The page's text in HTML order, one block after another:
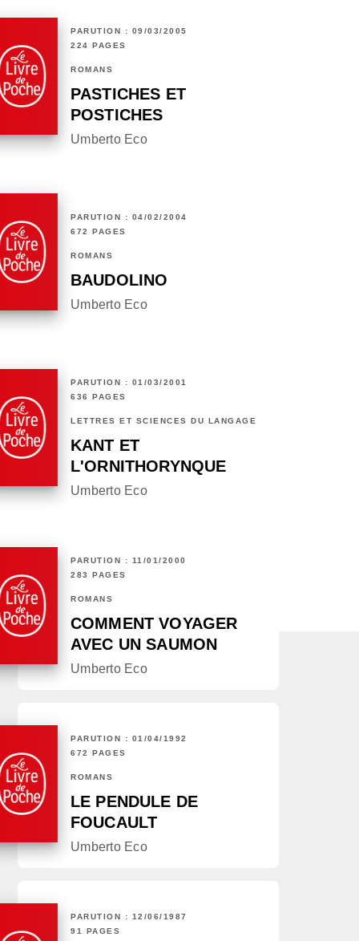
PARUTION : 09/03/2005
224 PAGES
ROMANS
PASTICHES ET
POSTICHES
Umberto Eco
PARUTION : 04/02/2004
672 PAGES
ROMANS
BAUDOLINO
Umberto Eco
PARUTION : 01/03/2001
636 PAGES
LETTRES ET SCIENCES DU LANGAGE
KANT ET
L'ORNITHORYNQUE
Umberto Eco
PARUTION : 11/01/2000
283 PAGES
ROMANS
COMMENT VOYAGER
AVEC UN SAUMON
Umberto Eco
PARUTION : 01/04/1992
672 PAGES
ROMANS
LE PENDULE DE
FOUCAULT
Umberto Eco
PARUTION : 12/06/1987
91 PAGES